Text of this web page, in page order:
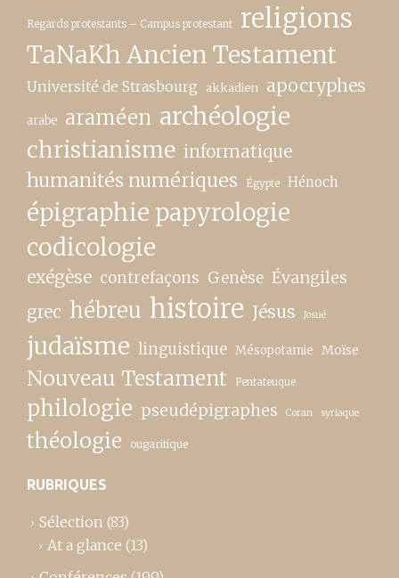
Regards protestants – Campus protestant religions
TaNaKh Ancien Testament
Université de Strasbourg akkadien apocryphes
arabe araméen archéologie
christianisme informatique
humanités numériques Égypte Hénoch
épigraphie papyrologie
codicologie
exégèse contrefaçons Genèse Évangiles
grec hébreu histoire Jésus Josué
judaïsme linguistique Mésopotamie Moïse
Nouveau Testament Pentateuque
philologie pseudépigraphes Coran syriaque
théologie ougaritique
RUBRIQUES
Sélection (83)
At a glance (13)